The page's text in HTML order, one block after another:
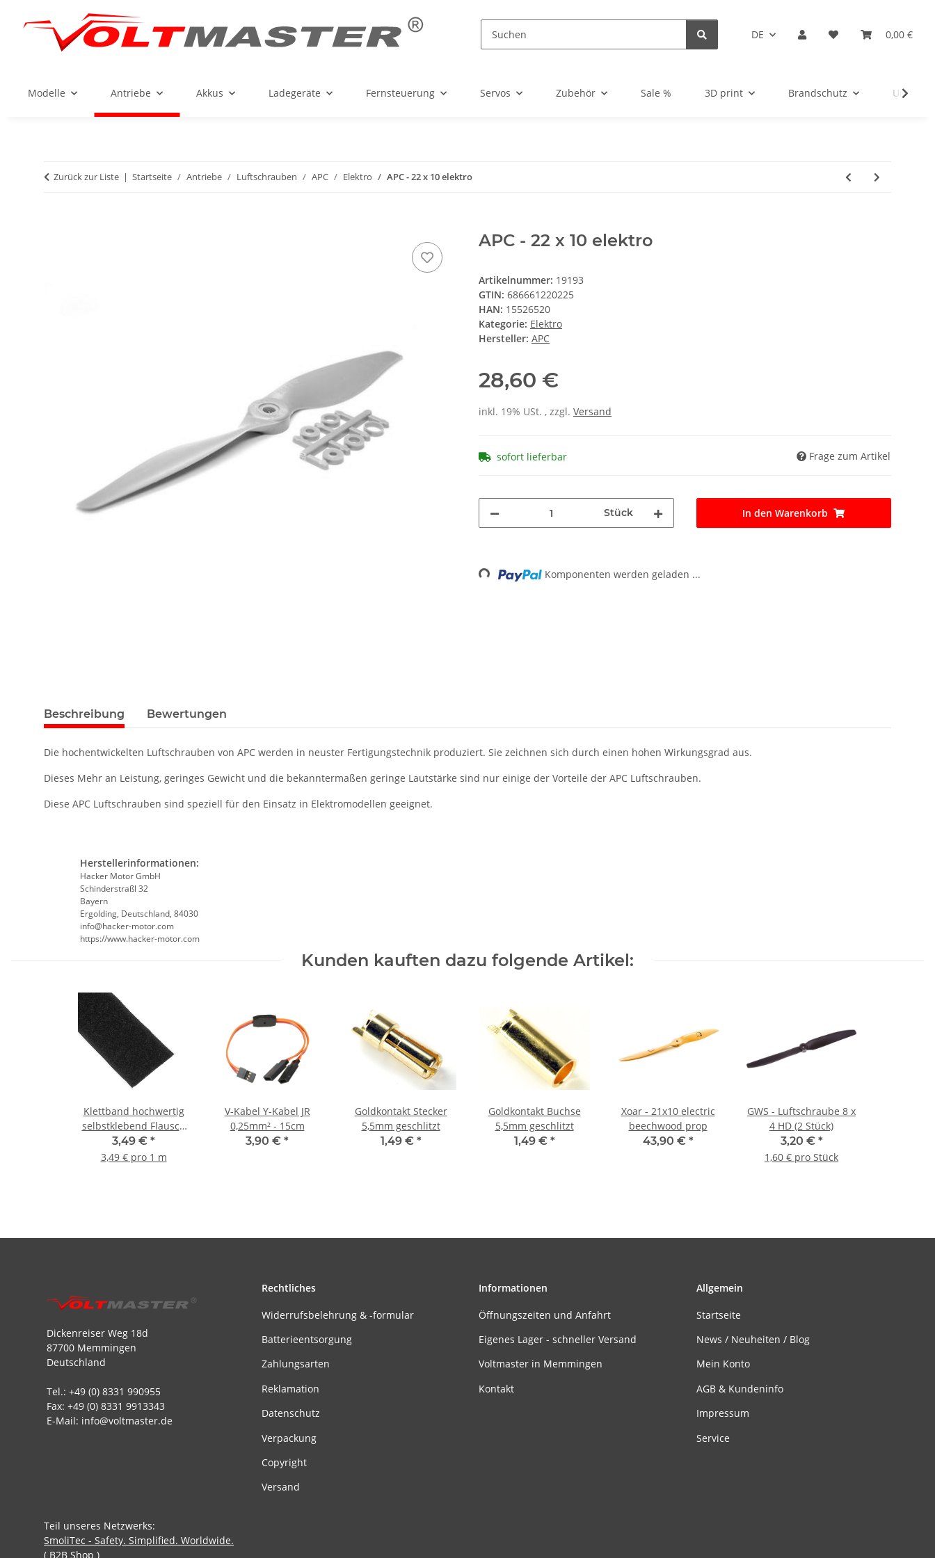
DE 0,00 €
Modelle Antriebe Akkus Ladegeräte Fernsteuerung Servos Zubehör Sale % 3D print Brandschutz
Zurück zur Liste Startseite Antriebe Luftschrauben APC Elektro APC - 22 x 10 elektro
APC - 22 x 10 elektro
Artikelnummer: 19193
GTIN: 686661220225
HAN: 15526520
Kategorie: Elektro
Hersteller: APC
28,60 €
inkl. 19% USt. , zzgl. Versand
sofort lieferbar Frage zum Artikel
Stück In den Warenkorb
Loading... Komponenten werden geladen ...
Beschreibung Bewertungen
Die hochentwickelten Luftschrauben von APC werden in neuster Fertigungstechnik produziert. Sie zeichnen sich durch einen hohen Wirkungsgrad aus.
Dieses Mehr an Leistung, geringes Gewicht und die bekanntermaßen geringe Lautstärke sind nur einige der Vorteile der APC Luftschrauben.
Diese APC Luftschrauben sind speziell für den Einsatz in Elektromodellen geeignet.
Herstellerinformationen:
Hacker Motor GmbH
Schinderstraßl 32
Bayern
Ergolding, Deutschland, 84030
info@hacker-motor.com
https://www.hacker-motor.com
Kunden kauften dazu folgende Artikel:
Klettband hochwertig
selbstklebend Flausch
30mm - 1m
3,49 € *
3,49 € pro 1 m
V-Kabel Y-Kabel JR
0,25mm² - 15cm
3,90 € *
Goldkontakt Stecker
5,5mm geschlitzt
1,49 € *
Goldkontakt Buchse
5,5mm geschlitzt
1,49 € *
Xoar - 21x10 electric
beechwood prop
43,90 € *
GWS - Luftschraube 8 x
4 HD (2 Stück)
3,20 € *
1,60 € pro Stück
Dickenreiser Weg 18d
87700 Memmingen
Deutschland
Tel.: +49 (0) 8331 990955
Fax: +49 (0) 8331 9913343
E-Mail: info@voltmaster.de
Rechtliches
Widerrufsbelehrung & -formular
Batterieentsorgung
Zahlungsarten
Reklamation
Datenschutz
Verpackung
Copyright
Versand
Informationen
Öffnungszeiten und Anfahrt
Eigenes Lager - schneller Versand
Voltmaster in Memmingen
Kontakt
Allgemein
Startseite
News / Neuheiten / Blog
Mein Konto
AGB & Kundeninfo
Impressum
Service
Teil unseres Netzwerks:
SmoliTec - Safety. Simplified. Worldwide.
( B2B Shop )